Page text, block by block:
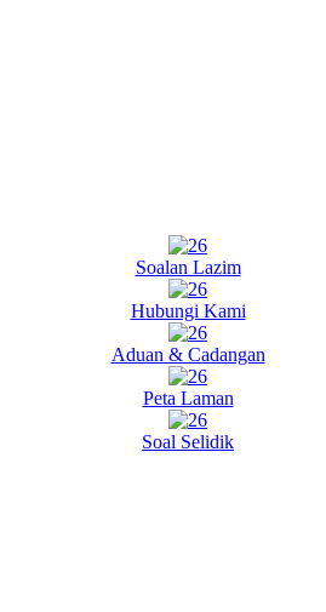
Soalan Lazim
Hubungi Kami
Aduan & Cadangan
Peta Laman
Soal Selidik